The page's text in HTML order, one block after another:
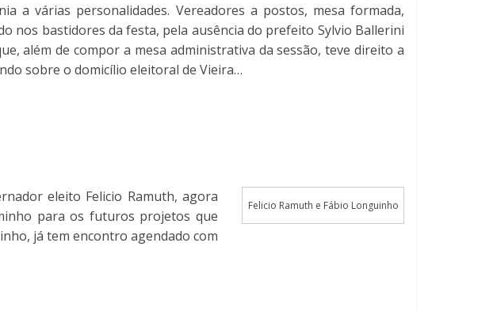
a várias personalidades. Vereadores a postos, mesa formada,
nos bastidores da festa, pela ausência do prefeito Sylvio Ballerini
além de compor a mesa administrativa da sessão, teve direito a
sobre o domicílio eleitoral de Vieira…
Felicio Ramuth e Fábio Longuinho
eleito Felicio Ramuth, agora
para os futuros projetos que
já tem encontro agendado com